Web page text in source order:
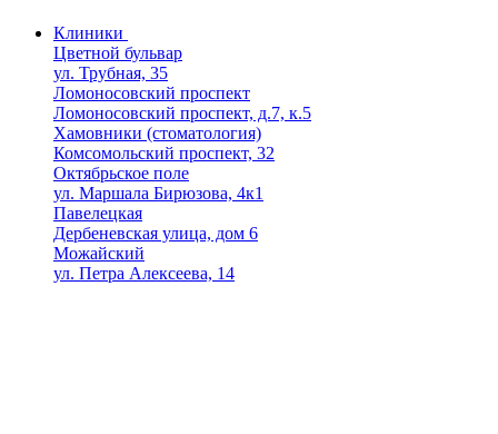
Клиники
Цветной бульвар
ул. Трубная, 35
Ломоносовский проспект
Ломоносовский проспект, д.7, к.5
Хамовники (стоматология)
Комсомольский проспект, 32
Октябрьское поле
ул. Маршала Бирюзова, 4к1
Павелецкая
Дербеневская улица, дом 6
Можайский
ул. Петра Алексеева, 14